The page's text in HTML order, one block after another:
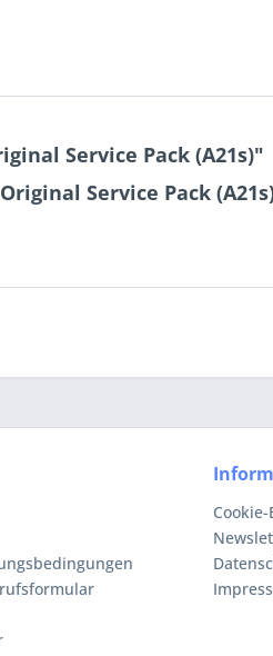
Service Pack (A21s)"
Service Pack